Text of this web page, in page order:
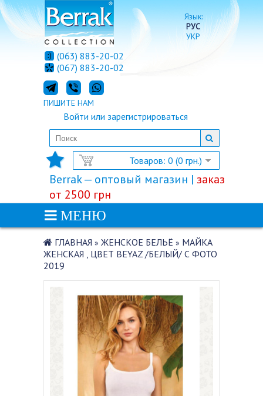
Язык:
РУС
УКР
Товаров: 0 (0 грн.)
Войти или зарегистрироваться
(063) 883-20-02
(067) 883-20-02
ПИШИТЕ НАМ
Berrak — оптовый магазин | заказ
от 2500 грн
МЕНЮ
ГЛАВНАЯ » ЖЕНСКОЕ БЕЛЬЁ » МАЙКА
ЖЕНСКАЯ , ЦВЕТ BEYAZ /БЕЛЫЙ/ С ФОТО
2019